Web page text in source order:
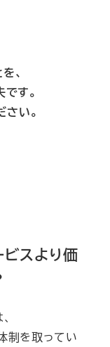
、
す。
い。
スより価
制を取ってい